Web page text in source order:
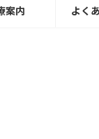
案内 よく